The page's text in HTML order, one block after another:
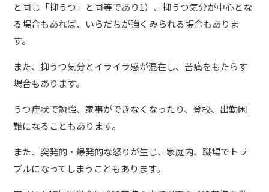
と同じ「抑うつ」と同等であり1）、抑うつ気分が中心とな
る場合もあれば、いらだちが強くみられる場合もありま
す。
また、抑うつ気分とイライラ感が混在し、苦痛をもたらす
場合もあります。
うつ症状で勉強、家事ができなくなったり、登校、出勤困
難になることもあります。
また、突発的・爆発的な怒りが生じ、家庭内、職場でトラ
ブルになってしまうこともあります。